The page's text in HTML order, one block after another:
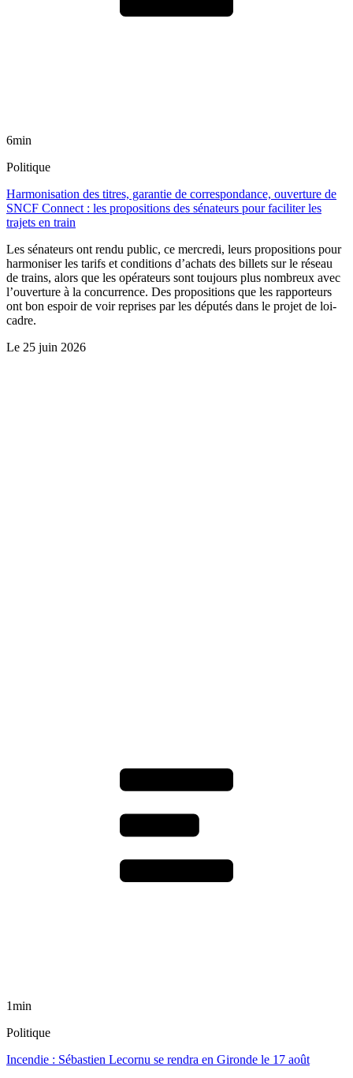
6min
Politique
Harmonisation des titres, garantie de correspondance, ouverture de
SNCF Connect : les propositions des sénateurs pour faciliter les
trajets en train
Les sénateurs ont rendu public, ce mercredi, leurs propositions pour
harmoniser les tarifs et conditions d’achats des billets sur le réseau
de trains, alors que les opérateurs sont toujours plus nombreux avec
l’ouverture à la concurrence. Des propositions que les rapporteurs
ont bon espoir de voir reprises par les députés dans le projet de loi-
cadre.
Le 25 juin 2026
1min
Politique
Incendie : Sébastien Lecornu se rendra en Gironde le 17 août